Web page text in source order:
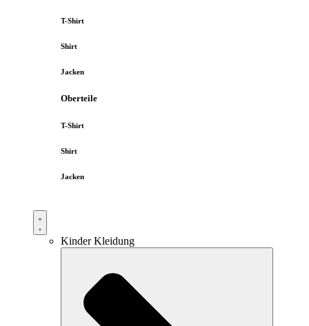
T-Shirt
Shirt
Jacken
Oberteile
T-Shirt
Shirt
Jacken
Kinder Kleidung